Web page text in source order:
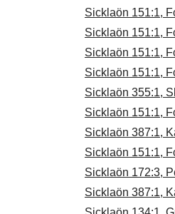
Sicklaön 151:1,
Sicklaön 151:1,
Sicklaön 151:1,
Sicklaön 151:1,
Sicklaön 355:1,
Sicklaön 151:1,
Sicklaön 387:1,
Sicklaön 151:1,
Sicklaön 172:3,
Sicklaön 387:1,